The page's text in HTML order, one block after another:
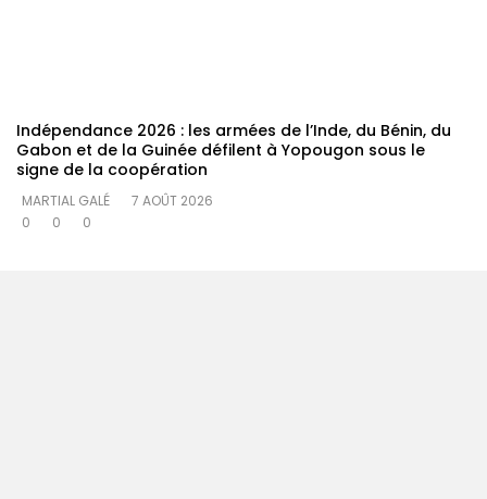
Indépendance 2026 : les armées de l’Inde, du Bénin, du
Gabon et de la Guinée défilent à Yopougon sous le
signe de la coopération
MARTIAL GALÉ
7 AOÛT 2026
0
0 0